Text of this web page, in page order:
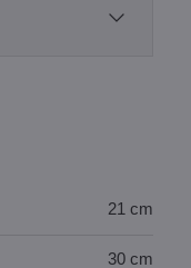
21 cm
30 cm